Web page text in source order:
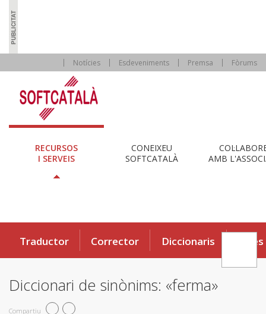
Notícies Esdeveniments Premsa Fòrums
RECURSOS
I SERVEIS
CONEIXEU
SOFTCATALÀ
AMB
Traductor Corrector Diccionaris Eines
Diccionari de sinònims: «ferma»
Compartiu